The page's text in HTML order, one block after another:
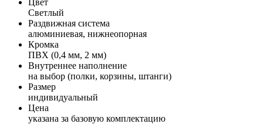
Светлый
Раздвижная система
алюминиевая, нижнеопорная
Кромка
ПВХ (0,4 мм, 2 мм)
Внутреннее наполнение
на выбор (полки, корзины, штанги)
Размер
индивидуальный
Цена
указана за базовую комплектацию